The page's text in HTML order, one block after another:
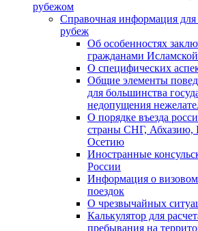
рубежом
Справочная информация
рубеж
Об особенностях
гражданами
О специфических
Общие элементы
для большинства
недопущения
О порядке въезда
страны СНГ,
Осетию
Иностранные
России
Информация о
поездок
О чрезвычайных
Калькулятор для
пребывания на